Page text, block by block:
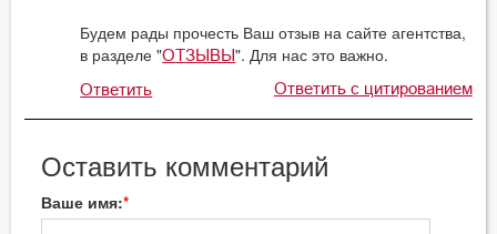
Будем рады прочесть Ваш отзыв на сайте агентства,
в разделе "ОТЗЫВЫ". Для нас это важно.
Ответить Ответить с цитированием
Оставить комментарий
Ваше имя: